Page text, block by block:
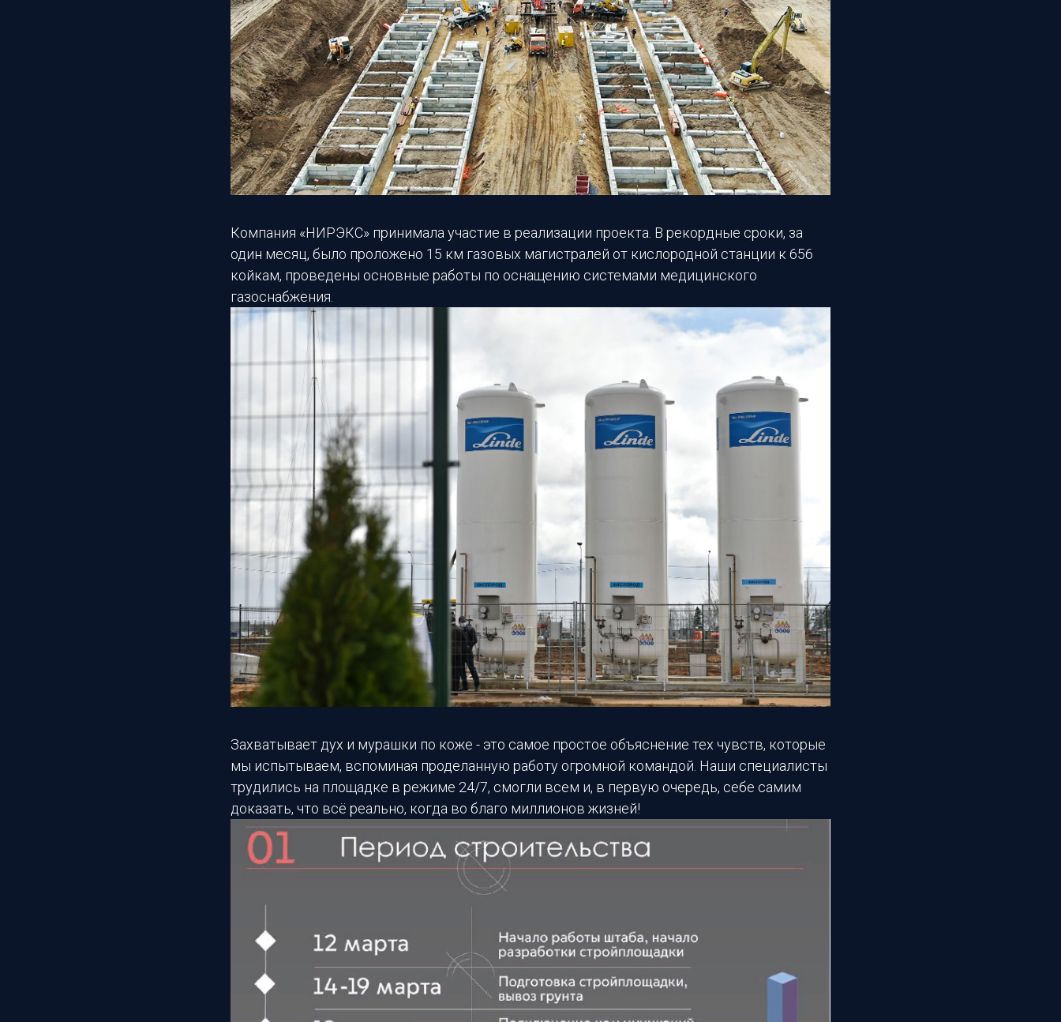
Компания «НИРЭКС» принимала участие в реализации проекта. В рекордные сроки, за
один месяц, было проложено 15 км газовых магистралей от кислородной станции к 656
койкам, проведены основные работы по оснащению системами медицинского
газоснабжения.
Захватывает дух и мурашки по коже - это самое простое объяснение тех чувств, которые
мы испытываем, вспоминая проделанную работу огромной командой. Наши специалисты
трудились на площадке в режиме 24/7, смогли всем и, в первую очередь, себе самим
доказать, что всё реально, когда во благо миллионов жизней!